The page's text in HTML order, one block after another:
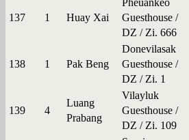
137 1 Huay Xai
Guesthouse /
DZ / Zi. 666
138 1 Pak Beng
Donevilasak
Guesthouse /
DZ / Zi. 1
139 4
Luang
Prabang
Vilayluk
Guesthouse /
DZ / Zi. 109